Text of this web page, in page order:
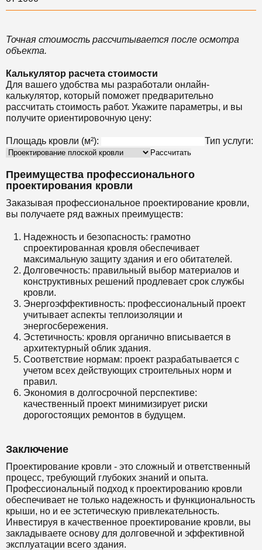
Точная стоимость рассчитывается после осмотра
объекта.
Калькулятор расчета стоимости
Для вашего удобства мы разработали онлайн-
калькулятор, который поможет предварительно
рассчитать стоимость работ. Укажите параметры, и вы
получите ориентировочную цену:
Площадь кровли (м²): Тип услуги:
Рассчитать
Преимущества профессионального
проектирования кровли
Заказывая профессиональное проектирование кровли,
вы получаете ряд важных преимуществ:
Надежность и безопасность: грамотно
спроектированная кровля обеспечивает
максимальную защиту здания и его обитателей.
Долговечность: правильный выбор материалов и
конструктивных решений продлевает срок службы
кровли.
Энергоэффективность: профессиональный проект
учитывает аспекты теплоизоляции и
энергосбережения.
Эстетичность: кровля органично вписывается в
архитектурный облик здания.
Соответствие нормам: проект разрабатывается с
учетом всех действующих строительных норм и
правил.
Экономия в долгосрочной перспективе:
качественный проект минимизирует риски
дорогостоящих ремонтов в будущем.
Заключение
Проектирование кровли - это сложный и ответственный
процесс, требующий глубоких знаний и опыта.
Профессиональный подход к проектированию кровли
обеспечивает не только надежность и функциональность
крыши, но и ее эстетическую привлекательность.
Инвестируя в качественное проектирование кровли, вы
закладываете основу для долговечной и эффективной
эксплуатации всего здания.